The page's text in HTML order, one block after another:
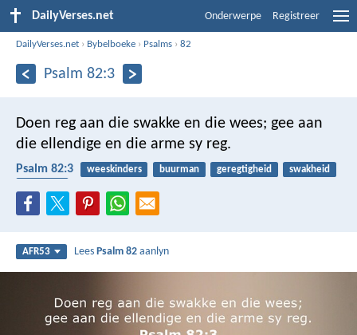
DailyVerses.net Onderwerpe Registreer
DailyVerses.net › Bybelboeke › Psalms ›82
Psalm 82:3
Doen reg aan die swakke en die wees; gee aan
die ellendige en die arme sy reg.
Psalm 82:3 weeskinders buurman geregtigheid
swakheid
AFR53 LeesPsalm 82 aanlyn